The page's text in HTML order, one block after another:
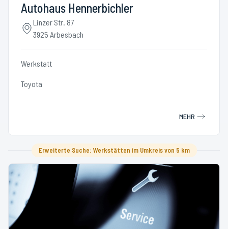
Autohaus Hennerbichler
Linzer Str. 87
3925 Arbesbach
Werkstatt
Toyota
MEHR
Erweiterte Suche: Werkstätten im Umkreis von 5 km